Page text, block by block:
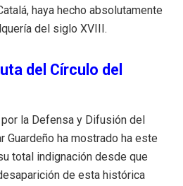
haya hecho absolutamente
del siglo XVIII.
del Círculo del
la Defensa y Difusión del
Guardeño ha mostrado ha este
total indignación desde que
de esta histórica